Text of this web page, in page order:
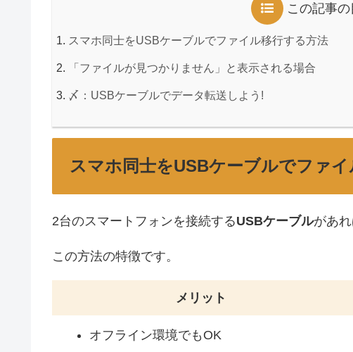
この記事の
スマホ同士をUSBケーブルでファイル移行する方法
「ファイルが見つかりません」と表示される場合
〆：USBケーブルでデータ転送しよう!
スマホ同士をUSBケーブルでファ
2台のスマートフォンを接続するUSBケーブルがあ
この方法の特徴です。
メリット
オフライン環境でもOK